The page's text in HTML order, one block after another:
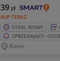
KUP TERAZ
39zł
STAN: NOWY
SPRZEDAJĄCY:
Konin